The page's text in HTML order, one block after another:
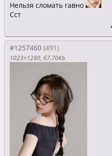
Нельзя сломать гавно
Сст
#1257460
1023×1280 67.70Kb